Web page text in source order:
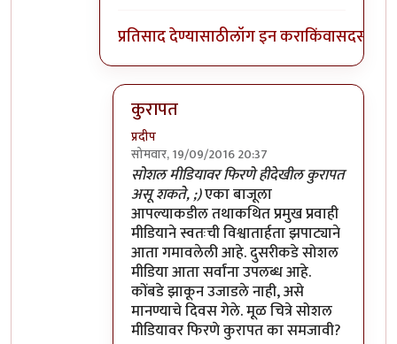
प्रतिसाद देण्यासाठीलॉग इन कराकिंवासदस्य व्हा
कुरापत
प्रदीप
सोमवार, 19/09/2016 20:37
In reply toभारतातल्या कत्तलखान्यातby
सोशल मीडियावर फिरणे हीदेखील कुरापत
असू शकते, ;)एका बाजूला
आपल्याकडील तथाकथित प्रमुख प्रवाही
मीडियाने स्वतःची विश्वातार्हता झपाट्याने
आता गमावलेली आहे. दुसरीकडे सोशल
मीडिया आता सर्वांना उपलब्ध आहे.
कोंबडे झाकून उजाडले नाही, असे
मानण्याचे दिवस गेले. मूळ चित्रे सोशल
मीडियावर फिरणे कुरापत का समजावी?